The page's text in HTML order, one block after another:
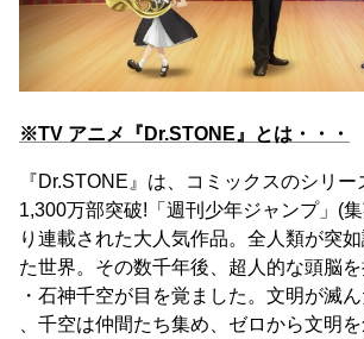
※TV アニメ『Dr.STONE』とは・・・
『Dr.STONE』は、コミックスのシリ
1,300万部突破!「週刊少年ジャンプ」(
り連載された大人気作品。全人類が突
た世界。その数千年後、超人的な頭脳
・石神千空が目を覚ました。文明が滅
、千空は仲間たち集め、ゼロから文明